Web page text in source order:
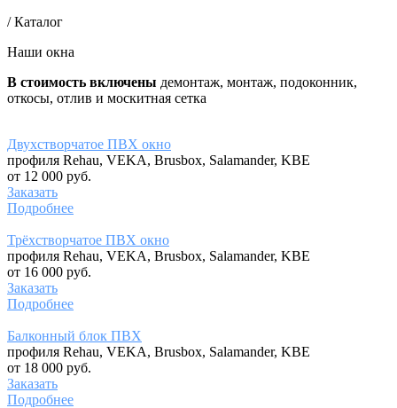
/ Каталог
Наши окна
В стоимость включены демонтаж, монтаж, подоконник,
откосы, отлив и москитная сетка
Двухстворчатое ПВХ окно
профиля Rehau, VEKA, Brusbox, Salamander, KBE
от 12 000 руб.
Заказать
Подробнее
Трёхстворчатое ПВХ окно
профиля Rehau, VEKA, Brusbox, Salamander, KBE
от 16 000 руб.
Заказать
Подробнее
Балконный блок ПВХ
профиля Rehau, VEKA, Brusbox, Salamander, KBE
от 18 000 руб.
Заказать
Подробнее